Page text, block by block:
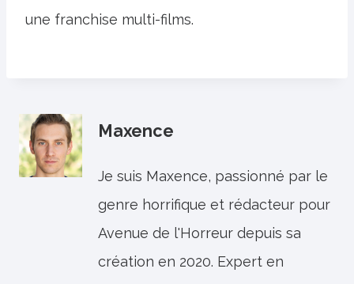
une franchise multi-films.
Maxence
Je suis Maxence, passionné par le
genre horrifique et rédacteur pour
Avenue de l'Horreur depuis sa
création en 2020. Expert en